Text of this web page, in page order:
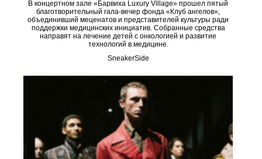
В концертном зале «Барвиха Luxury Village» прошел пятый
благотворительный гала-вечер фонда «Клуб ангелов»,
объединивший меценатов и представителей культуры ради
поддержки медицинских инициатив. Собранные средства
направят на лечение детей с онкологией и развитие
технологий в медицине.
SneakerSide